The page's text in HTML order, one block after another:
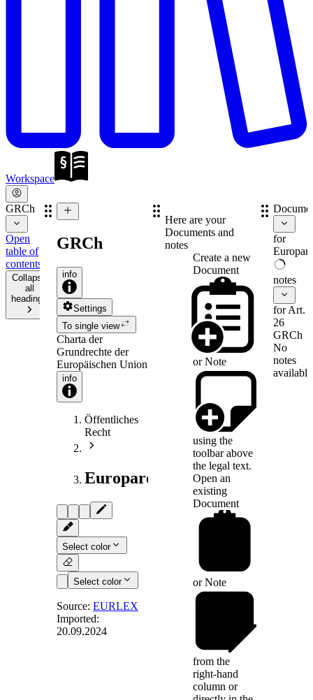
Workspace
GRCh
Open
table of
contents
Collapse
all
headings
GRCh
info
Settings
To single view
Charta der
Grundrechte der
Europäischen Union
info
Öffentliches
Recht
Europarecht
Select color
Select color
Art. 26-
Source:EURLEX
Imported:
20.09.2024
Here are your
Documents and
notes
Create a new
Document
orNote
using the
toolbar above
the legal text.
Open an
existing
Document
orNote
from the
right-hand
column or
for
notes
for Art.
26
GRCh
No
notes